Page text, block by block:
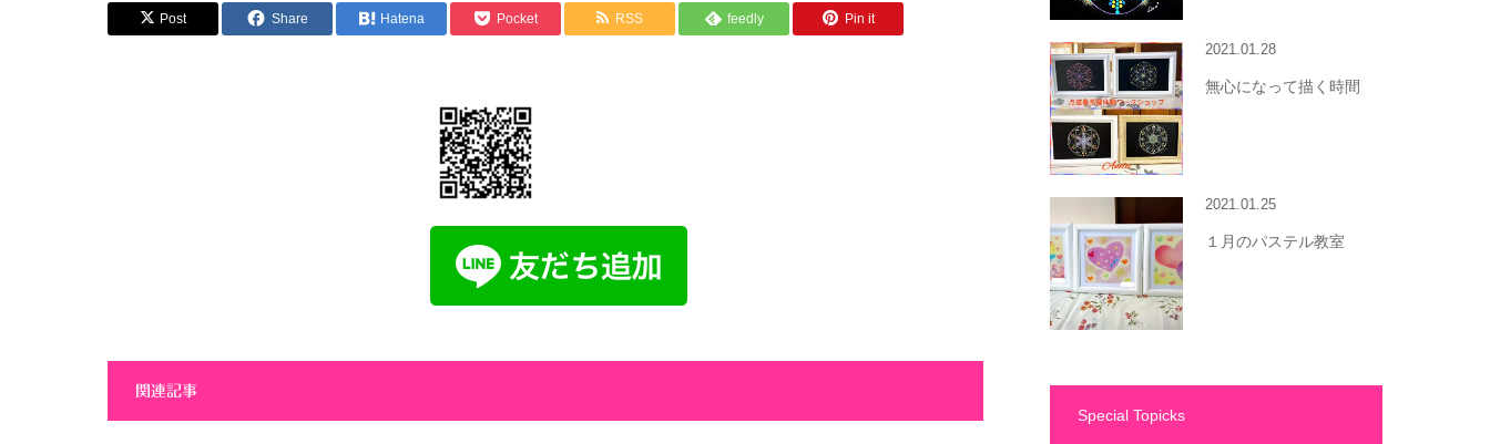
Post Share Hatena Pocket RSS feedly Pin it
関連記事
2021.01.28
無心になって描く時間
2021.01.25
１月のパステル教室
Special Topicks